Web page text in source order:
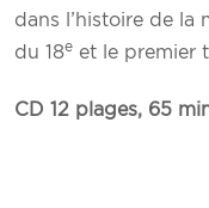
dans l’histoire de la
du 18e et le premier
CD 12 plages, 65